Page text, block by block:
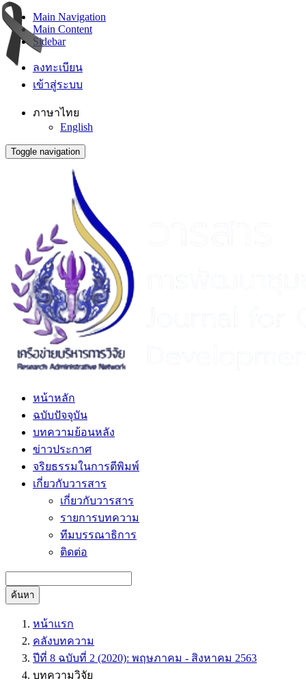
Main Navigation
Main Content
Sidebar
ลงทะเบียน
เข้าสู่ระบบ
ภาษาไทย
English
Toggle navigation
หน้าหลัก
ฉบับปัจจุบัน
บทความย้อนหลัง
ข่าวประกาศ
จริยธรรมในการตีพิมพ์
เกี่ยวกับวารสาร
เกี่ยวกับวารสาร
รายการบทความ
ทีมบรรณาธิการ
ติดต่อ
ค้นหา
หน้าแรก
คลังบทความ
ปีที่ 8 ฉบับที่ 2 (2020): พฤษภาคม - สิงหาคม 2563
บทความวิจัย